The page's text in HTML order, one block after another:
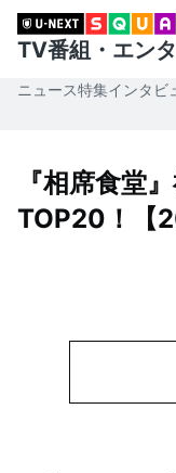
TV番組・エン
ニュース特集インタビ
『相席食堂
TOP20！【